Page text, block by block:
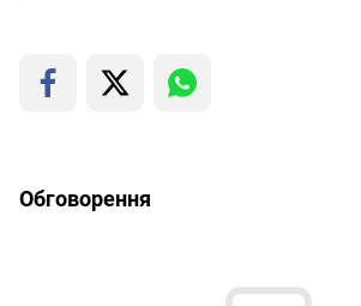
Обговорення